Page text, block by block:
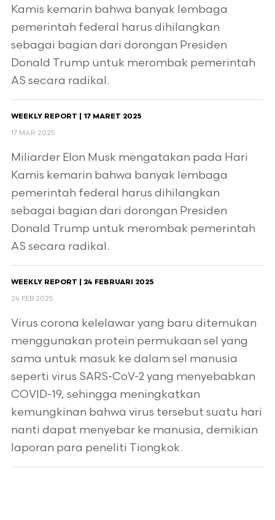
Kamis kemarin bahwa banyak lembaga
pemerintah federal harus dihilangkan
sebagai bagian dari dorongan Presiden
Donald Trump untuk merombak pemerintah
AS secara radikal.
WEEKLY REPORT | 17 MARET 2025
17 MAR 2025
Miliarder Elon Musk mengatakan pada Hari
Kamis kemarin bahwa banyak lembaga
pemerintah federal harus dihilangkan
sebagai bagian dari dorongan Presiden
Donald Trump untuk merombak pemerintah
AS secara radikal.
WEEKLY REPORT | 24 FEBRUARI 2025
24 FEB 2025
Virus corona kelelawar yang baru ditemukan
menggunakan protein permukaan sel yang
sama untuk masuk ke dalam sel manusia
seperti virus SARS-CoV-2 yang menyebabkan
COVID-19, sehingga meningkatkan
kemungkinan bahwa virus tersebut suatu hari
nanti dapat menyebar ke manusia, demikian
laporan para peneliti Tiongkok.